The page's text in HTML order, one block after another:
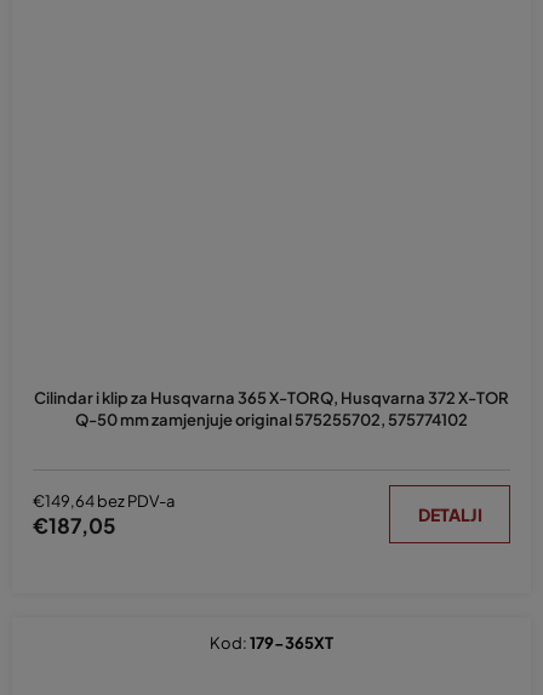
Cilindar i klip za Husqvarna 365 X-TORQ, Husqvarna 372 X-TOR
Q-50 mm zamjenjuje original 575255702, 575774102
€149,64 bez PDV-a
€187,05 DETALJI
Kod:179-365XT